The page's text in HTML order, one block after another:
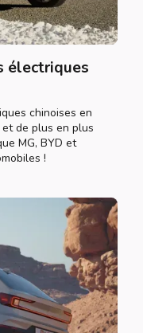
électriques
chinoises en
de plus en plus
MG, BYD et
!